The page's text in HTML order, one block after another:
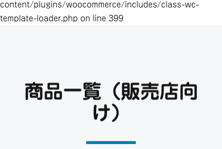
content/plugins/woocommerce/includes/class-wc-
template-loader.php on line 399
商品一覧（販売店向
け）